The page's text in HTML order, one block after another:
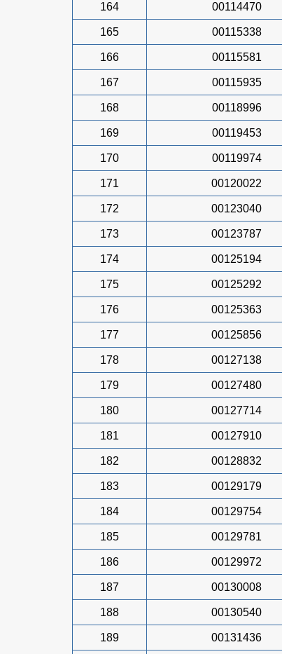
164 00114470
165 00115338
166 00115581
167 00115935
168 00118996
169 00119453
170 00119974
171 00120022
172 00123040
173 00123787
174 00125194
175 00125292
176 00125363
177 00125856
178 00127138
179 00127480
180 00127714
181 00127910
182 00128832
183 00129179
184 00129754
185 00129781
186 00129972
187 00130008
188 00130540
189 00131436